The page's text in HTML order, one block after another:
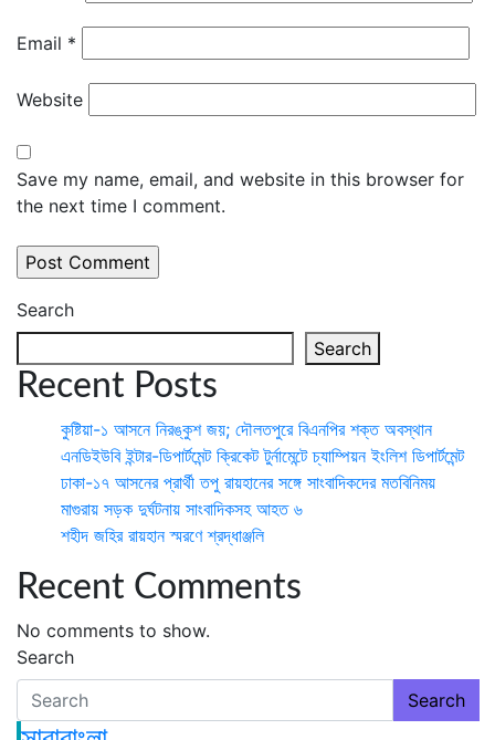
Email *
Website
Save my name, email, and website in this browser for
the next time I comment.
Search
Search
Recent Posts
কুষ্টিয়া-১ আসনে নিরঙ্কুশ জয়; দৌলতপুরে বিএনপির শক্ত অবস্থান
এনডিইউবি ইন্টার-ডিপার্টমেন্ট ক্রিকেট টুর্নামেন্টে চ্যাম্পিয়ন ইংলিশ ডিপার্টমেন্ট
ঢাকা-১৭ আসনের প্রার্থী তপু রায়হানের সঙ্গে সাংবাদিকদের মতবিনিময়
মাগুরায় সড়ক দুর্ঘটনায় সাংবাদিকসহ আহত ৬
শহীদ জহির রায়হান স্মরণে শ্রদ্ধাঞ্জলি
Recent Comments
No comments to show.
Search
Search